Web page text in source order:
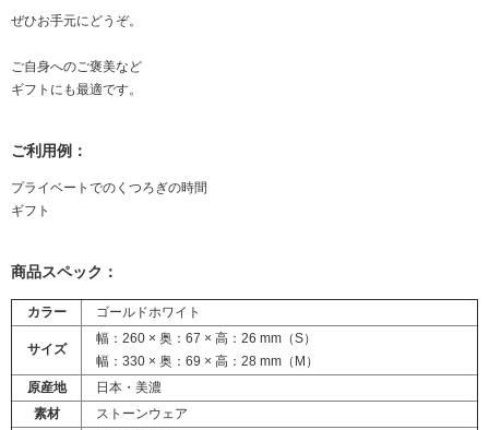
ぜひお手元にどうぞ。
ご自身へのご褒美など
ギフトにも最適です。
ご利用例：
プライベートでのくつろぎの時間
ギフト
商品スペック：
カラー ゴールドホワイト
サイズ
幅：260 × 奥：67 × 高：26 mm（S）
幅：330 × 奥：69 × 高：28 mm（M）
原産地
日本・美濃
素材
ストーンウェア